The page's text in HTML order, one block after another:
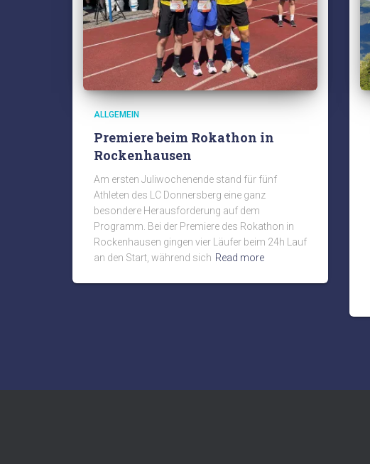
ALLGEMEIN
Premiere beim Rokathon in
Rockenhausen
Am ersten Juliwochenende stand für fünf
Athleten des LC Donnersberg eine ganz
besondere Herausforderung auf dem
Programm. Bei der Premiere des Rokathon in
Rockenhausen gingen vier Läufer beim 24h Lauf
an den Start, während sich Read more